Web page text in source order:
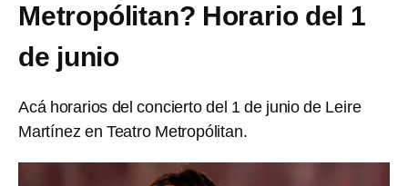
Metropólitan? Horario del 1
de junio
Acá horarios del concierto del 1 de junio de Leire
Martínez en Teatro Metropólitan.